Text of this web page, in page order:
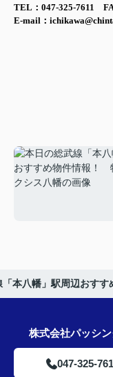
TEL：047-325-7611
E-mail：
「本八幡」駅周辺おす
株式会社パッシ
047-325-